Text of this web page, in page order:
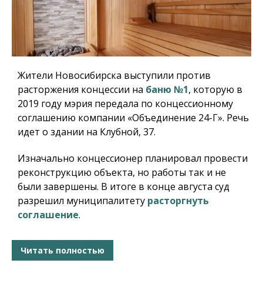
Жители Новосибирска выступили против
расторжения концессии на баню №1, которую в
2019 году мэрия передала по концессионному
соглашению компании «Объединение 24-Г». Речь
идет о здании на Клубной, 37.
Изначально концессионер планировал провести
реконструкцию объекта, но работы так и не
были завершены. В итоге в конце августа суд
разрешил муниципалитету расторгнуть
соглашение.
Читать полностью